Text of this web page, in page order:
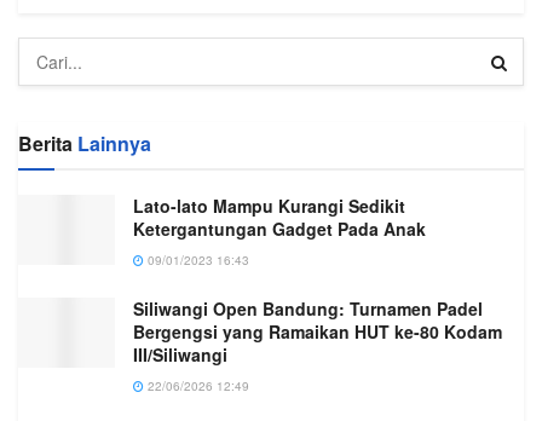
Berita Lainnya
Lato-lato Mampu Kurangi Sedikit
Ketergantungan Gadget Pada Anak
09/01/2023 16:43
Siliwangi Open Bandung: Turnamen Padel
Bergengsi yang Ramaikan HUT ke-80 Kodam
III/Siliwangi
22/06/2026 12:49